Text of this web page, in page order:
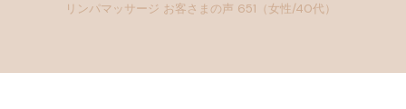
リンパマッサージ お客さまの声 651（女性/40代）